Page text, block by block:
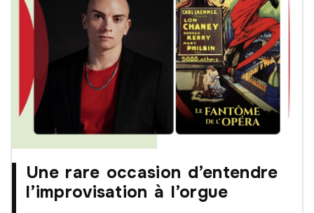
Une rare occasion d’entendre
l’improvisation à l’orgue